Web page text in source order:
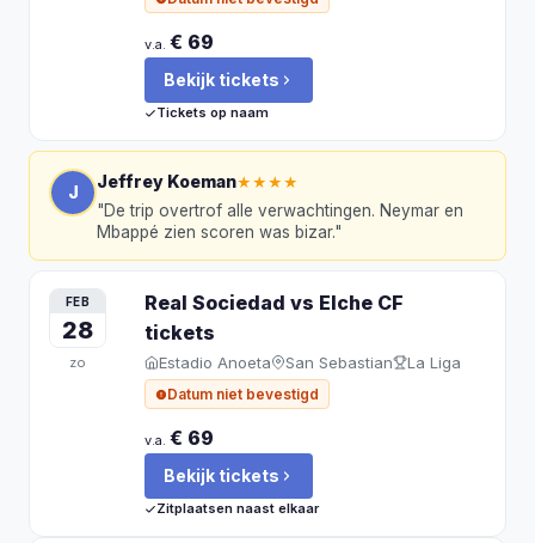
v.a. € 69
Bekijk tickets
Tickets op naam
J
Jeffrey Koeman★★★★
"De trip overtrof alle verwachtingen. Neymar en
Mbappé zien scoren was bizar."
FEB
28
zo
Real Sociedad vs Elche CF
tickets
Estadio Anoeta San Sebastian La Liga
Datum niet bevestigd
v.a. € 69
Bekijk tickets
Zitplaatsen naast elkaar